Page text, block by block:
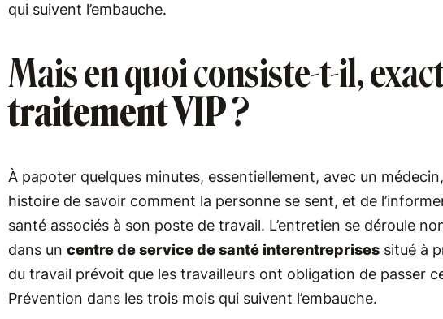
qui suivent l’embauche.
Mais en quoi consiste-t-il,
traitement VIP?
À papoter quelques minutes, essentiellement, avec un
histoire de savoir comment la personne se sent, et de
santé associés à son poste de travail. L’entretien se déroule
dans un centre de service de santé interentreprises situé à
du travail prévoit que les travailleurs ont obligation de passer
Prévention dans les trois mois qui suivent l’embauche.